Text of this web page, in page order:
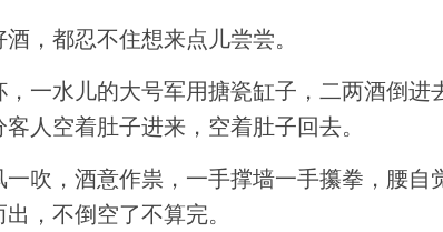
，都忍不住想来点儿尝尝。
，一水儿的大号军用搪瓷缸子，二两酒倒
人空着肚子进来，空着肚子回去。
一吹，酒意作祟，一手撑墙一手攥拳，腰
，不倒空了不算完。